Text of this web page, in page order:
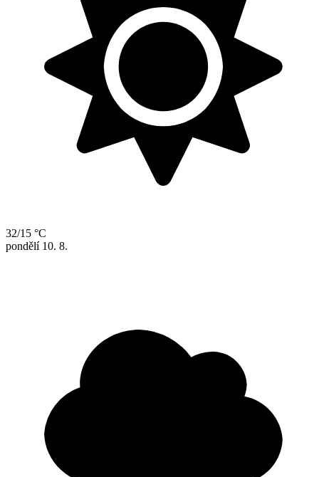
32/15 °C
pondělí 10. 8.